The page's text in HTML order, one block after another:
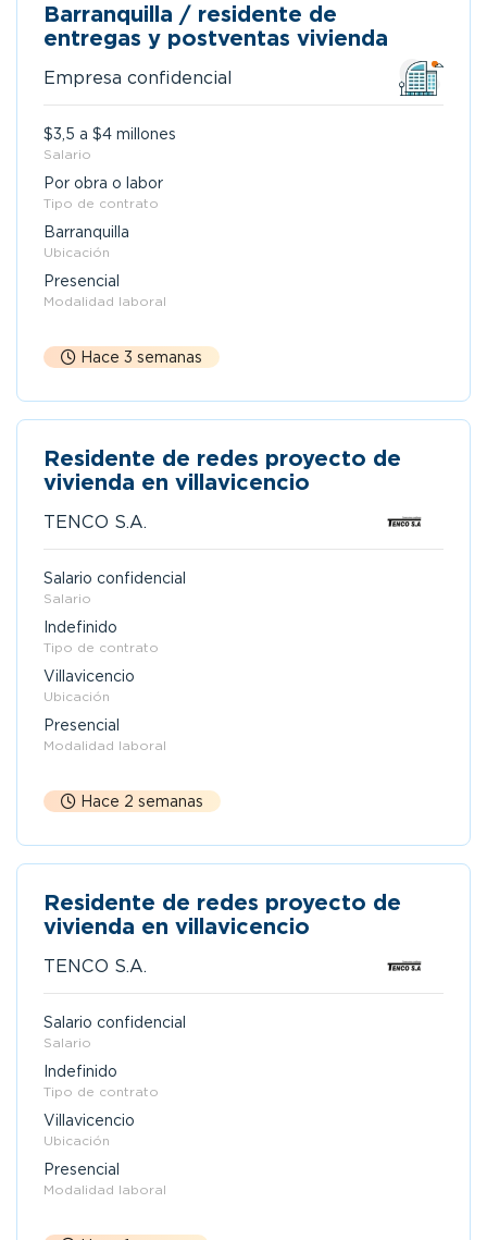
Barranquilla / residente de
entregas y postventas vivienda
Empresa confidencial
$3,5 a $4 millones
Salario
Por obra o labor
Tipo de contrato
Barranquilla
Ubicación
Presencial
Modalidad laboral
Hace 3 semanas
Residente de redes proyecto de
vivienda en villavicencio
TENCO S.A.
Salario confidencial
Salario
Indefinido
Tipo de contrato
Villavicencio
Ubicación
Presencial
Modalidad laboral
Hace 2 semanas
Residente de redes proyecto de
vivienda en villavicencio
TENCO S.A.
Salario confidencial
Salario
Indefinido
Tipo de contrato
Villavicencio
Ubicación
Presencial
Modalidad laboral